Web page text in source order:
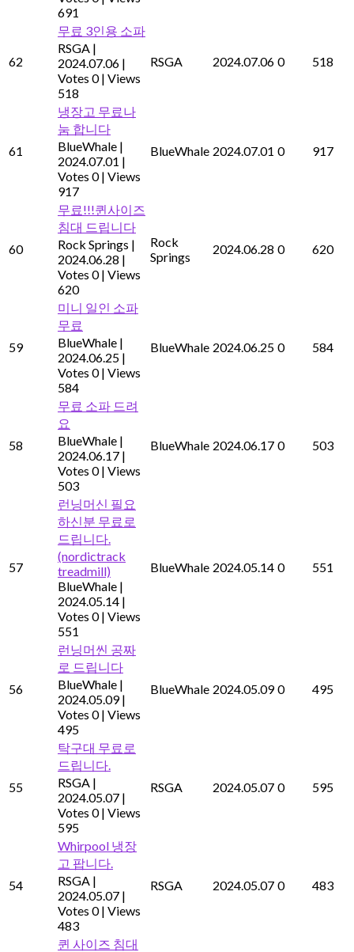
691
62
무료 3인용 소파
RSGA |
2024.07.06 |
Votes 0 | Views
518
RSGA 2024.07.06 0 518
61
냉장고 무료나
눔 합니다
BlueWhale |
2024.07.01 |
Votes 0 | Views
917
BlueWhale 2024.07.01 0 917
60
무료!!!퀸사이즈
침대 드립니다
Rock Springs |
2024.06.28 |
Votes 0 | Views
620
Rock
Springs
2024.06.28 0 620
59
미니 일인 소파
무료
BlueWhale |
2024.06.25 |
Votes 0 | Views
584
BlueWhale 2024.06.25 0 584
58
무료 소파 드려
요
BlueWhale |
2024.06.17 |
Votes 0 | Views
503
BlueWhale 2024.06.17 0 503
57
런닝머신 필요
하신분 무료로
드립니다.
(nordictrack
treadmill)
BlueWhale |
2024.05.14 |
Votes 0 | Views
551
BlueWhale 2024.05.14 0 551
56
런닝머씬 공짜
로 드립니다
BlueWhale |
2024.05.09 |
Votes 0 | Views
495
BlueWhale 2024.05.09 0 495
55
탁구대 무료로
드립니다.
RSGA |
2024.05.07 |
Votes 0 | Views
595
RSGA 2024.05.07 0 595
54
Whirpool 냉장
고 팝니다.
RSGA |
2024.05.07 |
Votes 0 | Views
483
RSGA 2024.05.07 0 483
퀸 사이즈 침대